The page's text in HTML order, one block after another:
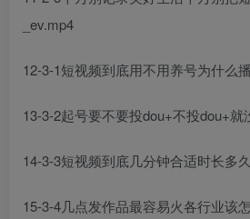
_ev.mp4
12-3-1短视频到底用不用养号为什么
13-3-2起号要不要投dou+不投dou+
14-3-3短视频到底几分钟合适时长多
15-3-4几点发作品最容易火各行业该